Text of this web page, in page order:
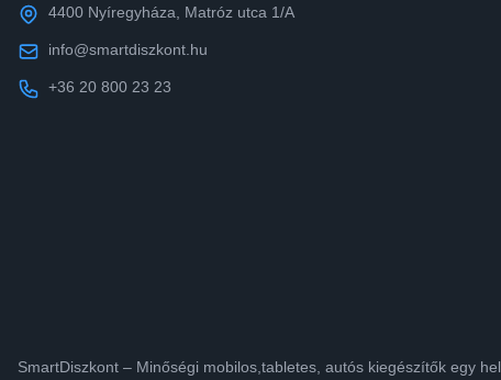
4400 Nyíregyháza, Matróz utca 1/A
info@smartdiszkont.hu
+36 20 800 23 23
SmartDiszkont – Minőségi mobilos,tabletes, autós kiegészítők egy